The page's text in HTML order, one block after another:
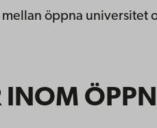
öppna universitet
INOM